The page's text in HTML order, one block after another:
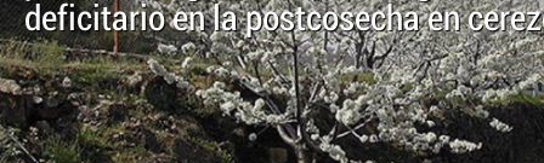
deficitario en la postcosecha en